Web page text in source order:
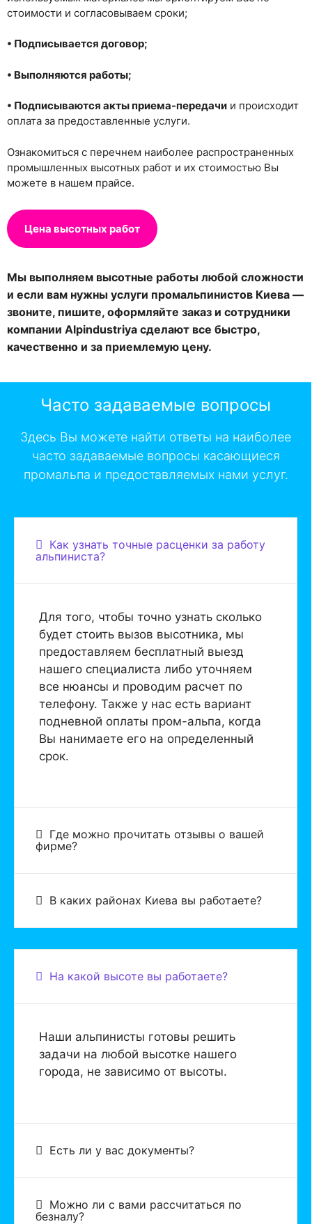
стоимости и согласовываем сроки;
• Подписывается договор;
• Выполняются работы;
• Подписываются акты приема-передачи и происходит
оплата за предоставленные услуги.
Ознакомиться с перечнем наиболее распространенных
промышленных высотных работ и их стоимостью Вы
можете в нашем прайсе.
Цена высотных работ
Мы выполняем высотные работы любой сложности
и если вам нужны услуги промальпинистов Киева —
звоните, пишите, оформляйте заказ и сотрудники
компании Alpindustriya сделают все быстро,
качественно и за приемлемую цену.
Часто задаваемые вопросы
Здесь Вы можете найти ответы на наиболее
часто задаваемые вопросы касающиеся
промальпа и предоставляемых нами услуг.
Как узнать точные расценки за работу
альпиниста?
Для того, чтобы точно узнать сколько
будет стоить вызов высотника, мы
предоставляем бесплатный выезд
нашего специалиста либо уточняем
все нюансы и проводим расчет по
телефону. Также у нас есть вариант
подневной оплаты пром-альпа, когда
Вы нанимаете его на определенный
срок.
Где можно прочитать отзывы о вашей
фирме?
В каких районах Киева вы работаете?
На какой высоте вы работаете?
Наши альпинисты готовы решить
задачи на любой высотке нашего
города, не зависимо от высоты.
Есть ли у вас документы?
Можно ли с вами рассчитаться по
безналу?